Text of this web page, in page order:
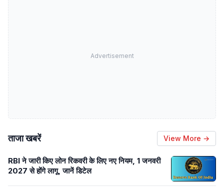
Advertisement
ताजा खबरें View More →
RBI ने जारी किए लोन रिकवरी के लिए नए नियम, 1 जनवरी
2027 से होंगे लागू, जानें डिटेल